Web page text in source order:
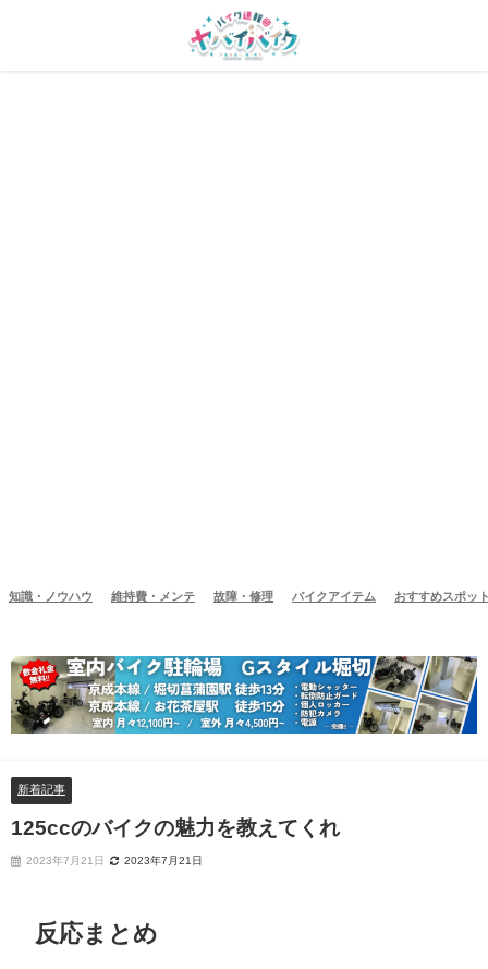
知識・ノウハウ 維持費・メンテ 故障・修理 バイクアイテム おすすめスポッ
新着記事
125ccのバイクの魅力を教えてくれ
2023年7月21日 2023年7月21日
反応まとめ